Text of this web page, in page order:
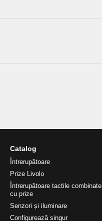
Catalog
Întrerupătoare
Prize Livolo
Întrerupătoare tactile combinate
cu prize
Senzori și iluminare
Configurează singur